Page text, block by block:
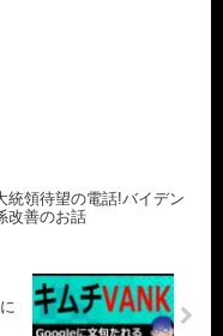
統領待望の電話!バイデン
改善のお話